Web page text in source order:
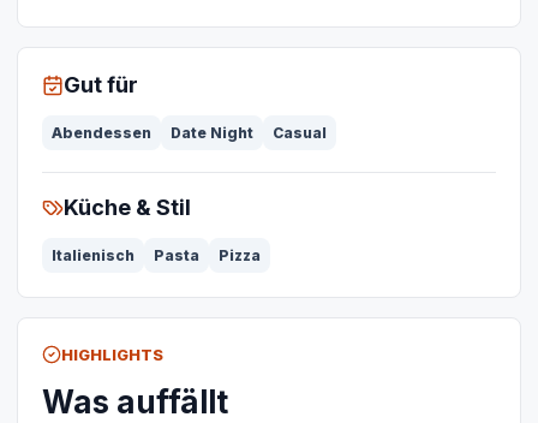
Gut für
Abendessen Date Night Casual
Küche & Stil
Italienisch Pasta Pizza
HIGHLIGHTS
Was auffällt